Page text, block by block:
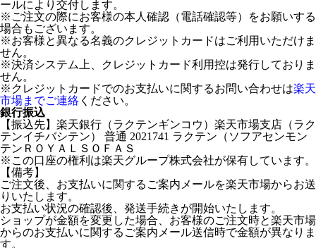
ールにより交付します。
※ご注文の際にお客様の本人確認（電話確認等）をお願いする
場合もございます。
※お客様と異なる名義のクレジットカードはご利用いただけま
せん。
※決済システム上、クレジットカード利用控は発行しておりま
せん。
※クレジットカードでのお支払いに関するお問い合わせは楽天
市場までご連絡 ください。
銀行振込
【振込先】楽天銀行（ラクテンギンコウ）楽天市場支店（ラク
テンイチバシテン） 普通 2021741 ラクテン（ソフアセンモン
テンＲＯＹＡＬＳＯＦＡＳ
※この口座の権利は楽天グループ株式会社が保有しています。
【備考】
ご注文後、お支払いに関するご案内メールを楽天市場からお送
りいたします。
お支払い状況の確認後、発送手続きが開始いたします。
ショップが金額を変更した場合、お客様のご注文時と楽天市場
からのお支払いに関するご案内メール送信時で金額が異なりま
す。